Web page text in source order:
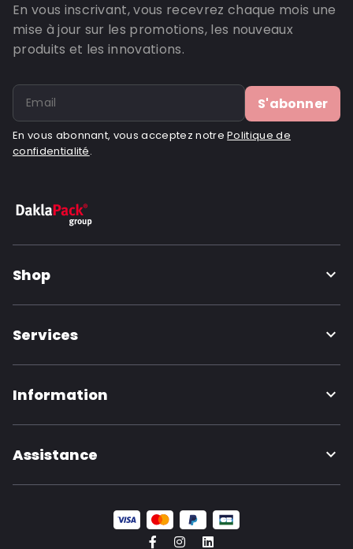
En vous inscrivant, vous recevrez chaque mois une
mise à jour sur les promotions, les nouveaux
produits et les innovations.
S'abonner
En vous abonnant, vous acceptez notrePolitique de
confidentialité.
Shop
Services
Information
Assistance